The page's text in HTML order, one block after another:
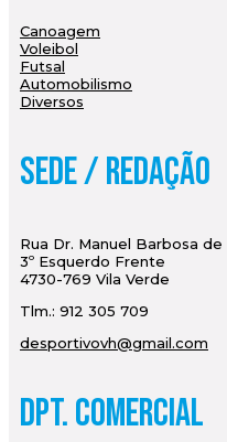
Canoagem
Voleibol
Futsal
Automobilismo
Diversos
Sede / Redação
Rua Dr. Manuel Barbosa
3º Esquerdo Frente
4730-769 Vila Verde
Tlm.: 912 305 709
desportivovh@gmail.com
Dpt. Comercial